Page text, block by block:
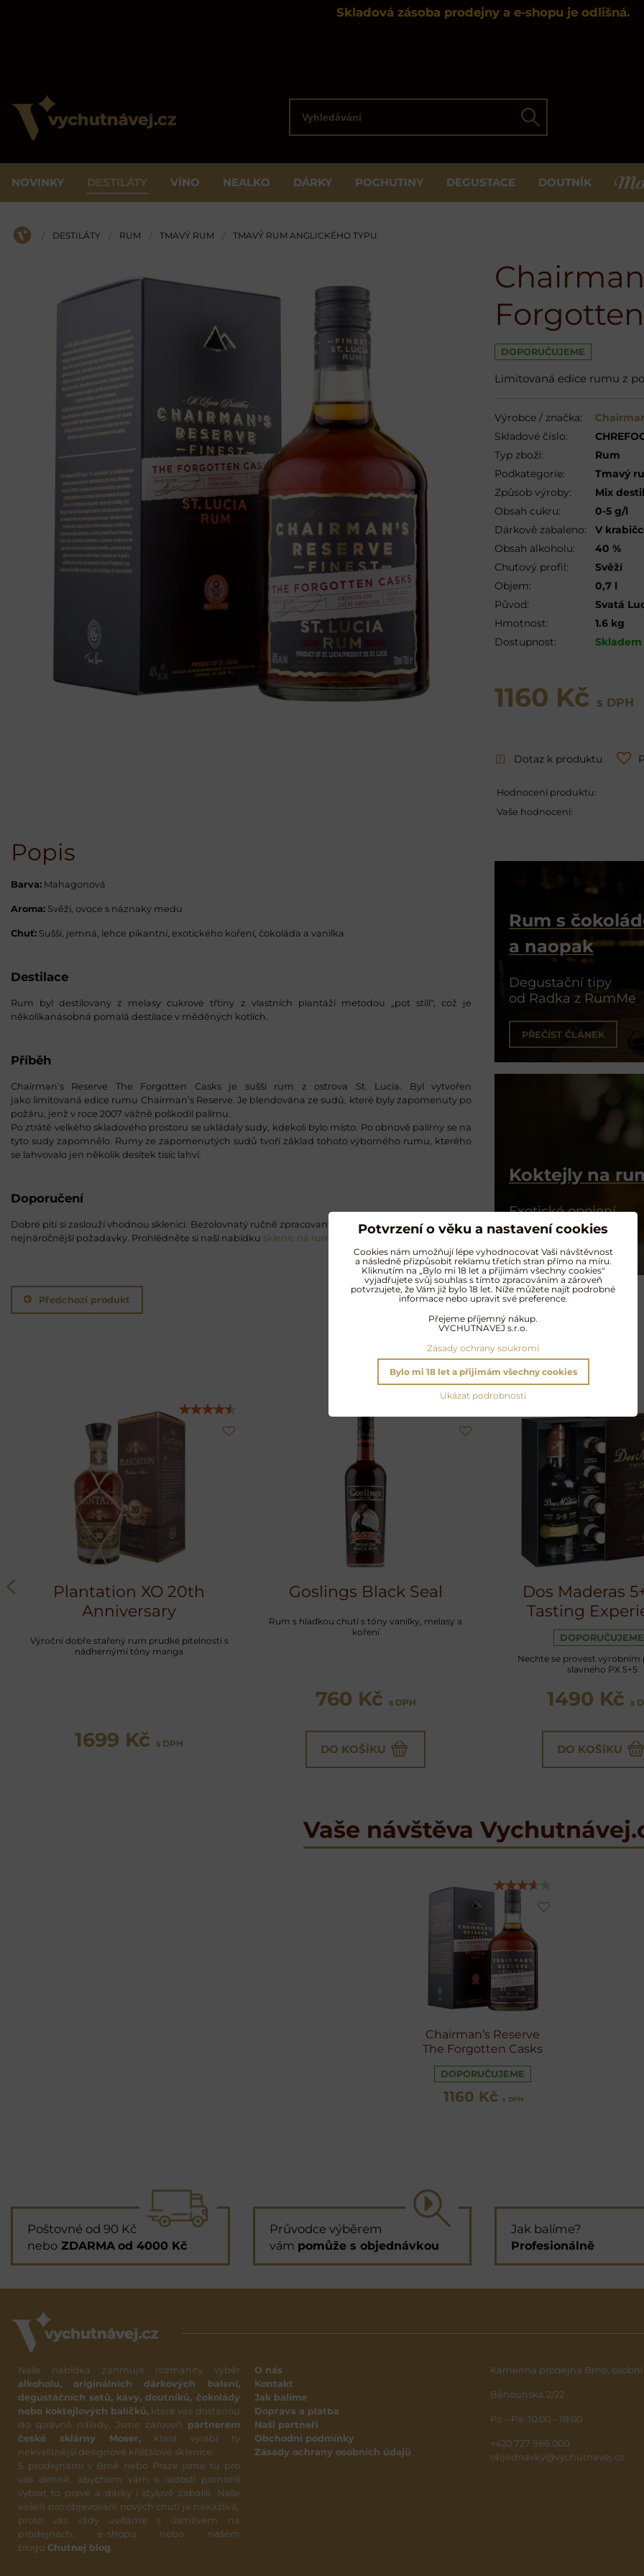
Skladová zásoba prodejny a e-shopu je odlišná.
Hledat
NOVINKY DESTILÁTY VÍNO NEALKO DÁRKY POCHUTINY DEGUSTACE DOUTNÍK
ÚVOD
/ DESTILÁTY / RUM / TMAVÝ RUM / TMAVÝ RUM ANGLICKÉHO TYPU
DOPORUČUJEME
Limitovaná edice rumu z
Výrobce / značka:
Skladové číslo:
Typ zboží:
Rum
Podkategorie:
Tmavý
Způsob výroby:
Mix
Obsah cukru:
0-5 g/l
Dárkově zabaleno:
V
Obsah alkoholu:
40 %
Chuťový profil:
Svěží
Objem:
0,7 l
Původ:
Svatá
Hmotnost:
1.6 kg
Dostupnost:
Skladem
1160 Kč s DPH
Dotaz k produktu
Hodnocení produktu:
Vaše hodnocení:
Popis
Barva: Mahagonová
Aroma: Svěží, ovoce s náznaky medu
Chuť: Sušší, jemná, lehce pikantní, exotického koření, čokoláda a vanilka
Destilace
Rum byl destilovaný z melasy cukrové třtiny z vlastních plantáží metodou „pot still", což je
několikanásobná pomalá destilace v měděných kotlích.
Příběh
Chairman’s Reserve The Forgotten Casks je sušší rum z ostrova St. Lucia. Byl vytvořen
jako limitovaná edice rumu Chairman’s Reserve. Je blendována ze sudů, které byly zapomenuty po
požáru, jenž v roce 2007 vážně poškodil palírnu.
Po ztrátě velkého skladového prostoru se ukládaly sudy, kdekoli bylo místo. Po obnově palírny se na
tyto sudy zapomnělo. Rumy ze zapomenutých sudů tvoří základ tohoto výborného rumu, kterého
se lahvovalo jen několik desítek tisíc lahví.
Doporučení
Dobré pití si zaslouží vhodnou sklenici. Bezolovnatý ručně zpracovaný křišťál od Moseru uspokojí i ty
nejnáročnější požadavky. Prohlédněte si naši nabídku sklenic na rum
Rum s
a naopak
Degustační tipy
od Radka z RumMe
PŘEČÍST ČLÁNEK
Koktejly na
Exotické opojení
NAMÍCHAT KOKTEJL
Předchozí produkt
Další oblíbené produkty
Plantation XO 20th
Anniversary
Výroční dobře stařený rum prudké pitelnosti s
nádhernými tóny manga
1699 Kč s DPH
Goslings Black Seal
Rum s hladkou chutí s tóny vanilky, melasy a
koření
760 Kč s DPH
DO KOŠÍKU
Dos Maderas
Tasting
DOPORUČUJEME
Nechte se provést výrobním
slavného PX 5+5
1490 Kč s
DO KOŠÍKU
Vaše návštěva
Chairman’s Reserve
The Forgotten Casks
DOPORUČUJEME
1160 Kč s DPH
Poštovné od 90 Kč
nebo ZDARMA od 4000 Kč
Průvodce výběrem
vám pomůže s objednávkou
Jak balíme?
Profesionálně
Naše nabídka zahrnuje rozmanitý výběr
alkoholu, originálních dárkových balení,
degustačních setů, kávy, doutníků, čokolády
nebo koktejlových balíčků, které vás dostanou
do správné nálady. Jsme zároveň partnerem
české sklárny Moser, která vyrábí ty
nekvalitnější designové křišťálové sklenice.
S prodejnami v Brně nebo Praze jsme tu pro
vás denně, abychom vám s radostí pomohli
vybrat to pravé a dárky i stylově zabalili. Naše
vášeň pro objevování nových chutí je nakažlivá,
proto vás vždy uvítáme s úsměvem na
prodejnách, e-shopu nebo našem
blogu Chutnej blog
O nás
Kontakt
Jak balíme
Doprava a platba
Naši partneři
Obchodní podmínky
Zásady ochrany osobních údajů
Kamenná prodejna Brno,
Běhounská 2/22
Po – Pá: 10:00 – 18:00
+420 727 986 000
objednavky@vychutnavej.cz
Potvrzení o věku a nastavení cookies
Cookies nám umožňují lépe vyhodnocovat Vaši návštěvnost
a následně přizpůsobit reklamu třetích stran přímo na míru.
Kliknutím na „Bylo mi 18 let a přijimám všechny cookies"
vyjadřujete svůj souhlas s tímto zpracováním a zároveň
potvrzujete, že Vám již bylo 18 let. Níže můžete najít podrobné
informace nebo upravit své preference.
Přejeme příjemný nákup.
VYCHUTNAVEJ s.r.o.
Zásady ochrany soukromí
Ukázat podrobnosti
Bylo mi 18 let a přijimám všechny cookies